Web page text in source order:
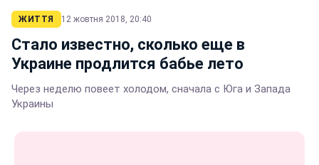
ЖИТТЯ 12 жовтня 2018, 20:40
Стало известно, сколько еще в
Украине продлится бабье лето
Через неделю повеет холодом, сначала с Юга и Запада
Украины